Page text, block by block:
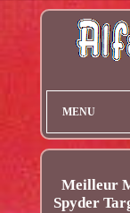
MENU
Meilleur
Spyder